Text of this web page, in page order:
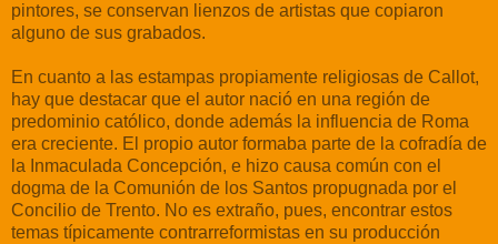
pintores, se conservan lienzos de artistas que copiaron
alguno de sus grabados.
En cuanto a las estampas propiamente religiosas de Callot,
hay que destacar que el autor nació en una región de
predominio católico, donde además la influencia de Roma
era creciente. El propio autor formaba parte de la cofradía de
la Inmaculada Concepción, e hizo causa común con el
dogma de la Comunión de los Santos propugnada por el
Concilio de Trento. No es extraño, pues, encontrar estos
temas típicamente contrarreformistas en su producción